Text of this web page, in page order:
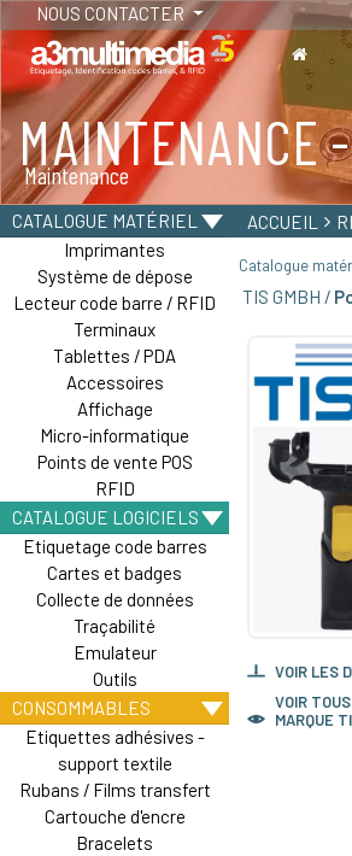
NOUS CONTACTER
MAINTENANCE
Maintenance
TABLETTES
Tablettes durcies - Étanches -
CATALOGUE MATÉRIEL
Imprimantes
Système de dépose
Lecteur code barre / RFID
Terminaux
Tablettes / PDA
Accessoires
Affichage
Micro-informatique
Points de vente POS
RFID
CATALOGUE LOGICIELS
Etiquetage code barres
Cartes et badges
Collecte de données
Traçabilité
Emulateur
Outils
CONSOMMABLES
Etiquettes adhésives -
support textile
Rubans / Films transfert
Cartouche d'encre
Bracelets
ACCUEIL
Catalogue
TIS GMBH /
VOIR LES
VOIR
MARQUE